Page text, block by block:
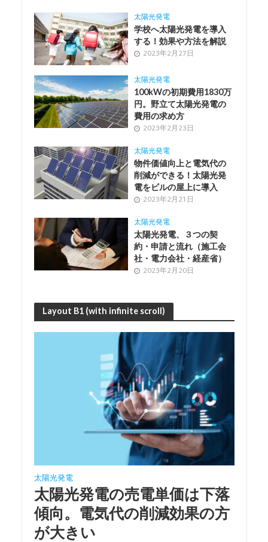
太陽光発電
学校へ太陽光発電を導入
する！効果や方法を解説
2023年2月27日
太陽光発電
100kWの初期費用1830万
円。野立て太陽光発電の
費用の求め方
2023年2月23日
太陽光発電
物件価値向上と電気代の
削減ができる！太陽光発
電をビルの屋上に導入
2023年2月21日
太陽光発電
太陽光発電、３つの契
約・申請と流れ（施工会
社・電力会社・経産省）
2023年2月20日
Layout B1 (with infinite scroll)
太陽光発電
太陽光発電の売電単価は下落
傾向。電気代の削減効果の方
が大きい